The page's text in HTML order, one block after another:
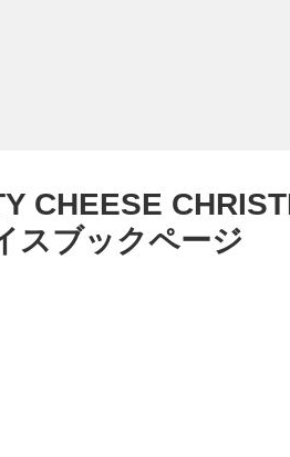
CHEESE
スブックページ